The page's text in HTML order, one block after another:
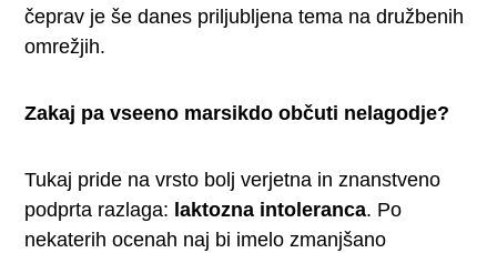
čeprav je še danes priljubljena tema na družbenih
omrežjih.
Zakaj pa vseeno marsikdo občuti nelagodje?
Tukaj pride na vrsto bolj verjetna in znanstveno
podprta razlaga: laktozna intoleranca. Po
nekaterih ocenah naj bi imelo zmanjšano